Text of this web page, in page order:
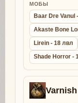
МОБЫ
Baar Dre Vanul
Akaste Bone
Lirein - 18 лвл
Shade Horror -
Varnish